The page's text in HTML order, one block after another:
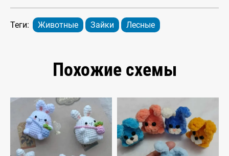
Теги: Животные Зайки Лесные
Похожие схемы